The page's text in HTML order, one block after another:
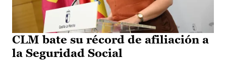
CLM bate su récord de afiliación a
la Seguridad Social